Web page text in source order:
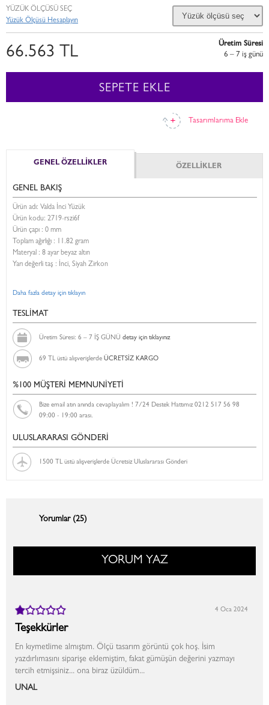
Tasarımlarıma Ekle
YÜZÜK ÖLÇÜSÜ SEÇ
Yüzük Ölçüsü Hesaplayın
66.563 TL
Üretim Süresi
6 – 7 i̇ş günü
SEPETE EKLE
GENEL ÖZELLİKLER ÖZELLİKLER
GENEL BAKIŞ
Ürün adı: Valda İnci Yüzük
Ürün kodu: 2719-rszi6f
Ürün çapı : 0 mm
Toplam ağırlığı : 11.82 gram
Materyal : 8 ayar beyaz altın
Yarı değerli taş : İnci, Siyah Zirkon
Daha fazla detay için tıklayın
TESLİMAT
Üretim Süresi: 6 – 7 İŞ GÜNÜ detay için tıklayınız
69 TL üstü alışverişlerde ÜCRETSİZ KARGO
%100 MÜŞTERİ MEMNUNİYETİ
Bize email atın anında cevaplayalım ! 7/24 Destek Hattımız 0212 517 56 98
09:00 - 19:00 arası.
ULUSLARARASI GÖNDERİ
1500 TL üstü alışverişlerde Ücretsiz Uluslararası Gönderi
Yorumlar (25)
YORUM YAZ
Teşekkürler
En kıymetlime almıştım. Ölçü tasarım görüntü çok hoş. İsim
yazdırlımasını siparişe eklemiştim, fakat gümüşün değerini yazmayı
tercih etmişsiniz... ona biraz üzüldüm...
ÜNAL
4 Oca 2024